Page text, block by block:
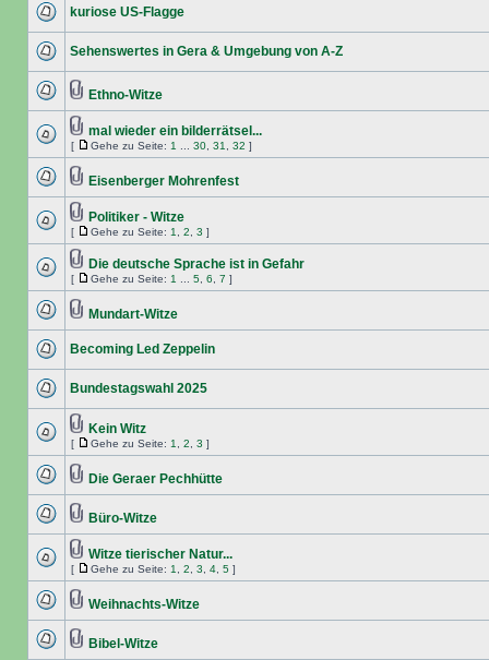
kuriose US-Flagge
Sehenswertes in Gera & Umgebung von A-Z
Ethno-Witze
mal wieder ein bilderrätsel...
[ Gehe zu Seite: 1 30 31 32 ]
Eisenberger Mohrenfest
Politiker - Witze
[ Gehe zu Seite: 1 2 3 ]
Die deutsche Sprache ist in Gefahr
[ Gehe zu Seite: 1 5 6 7 ]
Mundart-Witze
Becoming Led Zeppelin
Bundestagswahl 2025
Kein Witz
[ Gehe zu Seite: 1 2 3 ]
Die Geraer Pechhütte
Büro-Witze
Witze tierischer Natur...
[ Gehe zu Seite: 1 2 3 4 5 ]
Weihnachts-Witze
Bibel-Witze